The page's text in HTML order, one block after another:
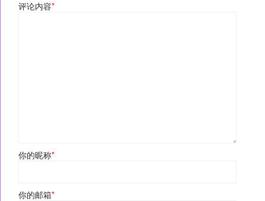
评论内容*
你的昵称*
你的邮箱*